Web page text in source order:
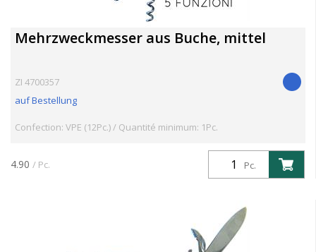
Mehrzweckmesser aus Buche, mittel
ZI 4700357
auf Bestellung
Confection: VPE (12Pc.) / Quantité minimum: 1Pc.
Pc.
4.90 / Pc.